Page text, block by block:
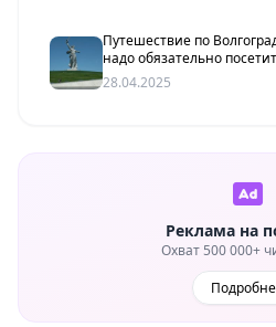
Путешествие по
надо обязательно
28.04.2025
Реклама на
Охват 500 000+